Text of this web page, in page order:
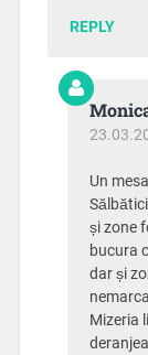
REPLY
Un
și zone
bucura
dar și
Mizeria